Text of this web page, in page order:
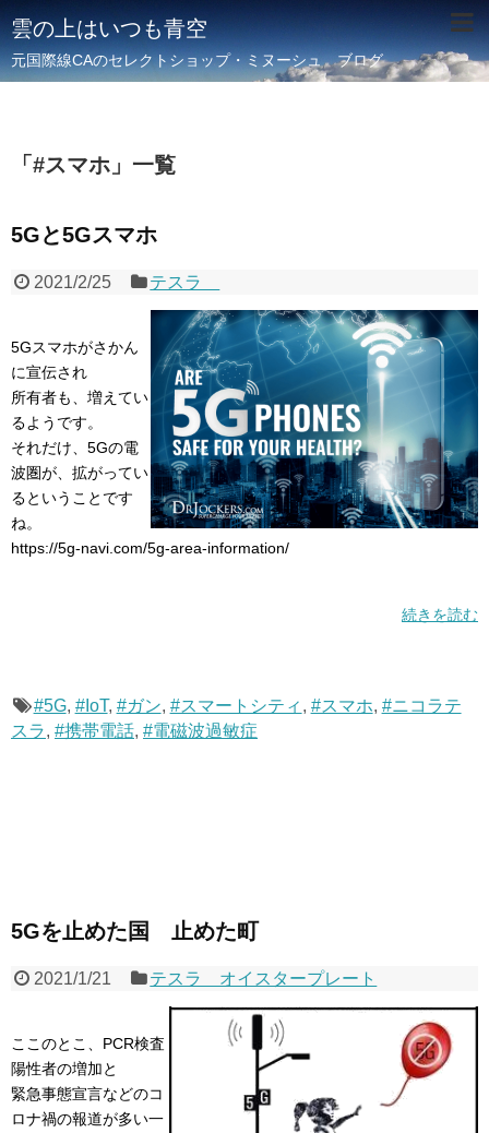
雲の上はいつも青空
元国際線CAのセレクトショップ・ミヌーシュ ブログ
「 #スマホ 」 一覧
5Gと5Gスマホ
2021/2/25 テスラ
5Gスマホがさかん
に宣伝され
所有者も、増えてい
るようです。
それだけ、5Gの電
波圏が、拡がってい
るということです
ね。
https://5g-navi.com/5g-area-information/
続きを読む
#5G, #IoT, #ガン, #スマートシティ , #スマホ, #ニコラテ
スラ, #携帯電話, #電磁波過敏症
5Gを止めた国 止めた町
2021/1/21 テスラ オイスタープレート
ここのとこ、PCR検査
陽性者の増加と
緊急事態宣言などのコ
ロナ禍の報道が多い一